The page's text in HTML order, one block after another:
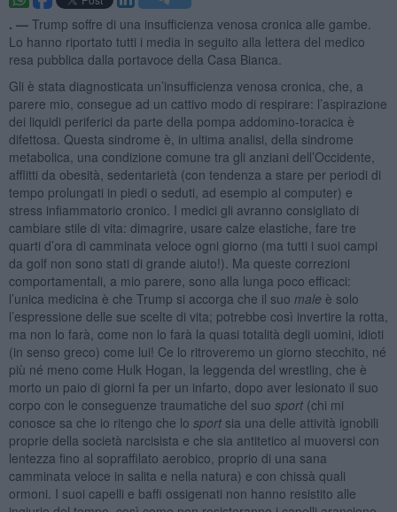
. — Trump soffre di una insufficienza venosa cronica alle gambe.
Lo hanno riportato tutti i media in seguito alla lettera del medico
resa pubblica dalla portavoce della Casa Bianca.
Gli è stata diagnosticata un’insufficienza venosa cronica, che, a
parere mio, consegue ad un cattivo modo di respirare: l’aspirazione
dei liquidi periferici da parte della pompa addomino-toracica è
difettosa. Questa sindrome è, in ultima analisi, della sindrome
metabolica, una condizione comune tra gli anziani dell’Occidente,
afflitti da obesità, sedentarietà (con tendenza a stare per periodi di
tempo prolungati in piedi o seduti, ad esempio al computer) e
stress infiammatorio cronico. I medici gli avranno consigliato di
cambiare stile di vita: dimagrire, usare calze elastiche, fare tre
quarti d’ora di camminata veloce ogni giorno (ma tutti i suoi campi
da golf non sono stati di grande aiuto!). Ma queste correzioni
comportamentali, a mio parere, sono alla lunga poco efficaci:
l’unica medicina è che Trump si accorga che il suo male è solo
l’espressione delle sue scelte di vita; potrebbe così invertire la rotta,
ma non lo farà, come non lo farà la quasi totalità degli uomini, idioti
(in senso greco) come lui! Ce lo ritroveremo un giorno stecchito, né
più né meno come Hulk Hogan, la leggenda del wrestling, che è
morto un paio di giorni fa per un infarto, dopo aver lesionato il suo
corpo con le conseguenze traumatiche del suo sport(chi mi
conosce sa che io ritengo che lo sportsia una delle attività ignobili
proprie della società narcisista e che sia antitetico al muoversi con
lentezza fino al sopraffilato aerobico, proprio di una sana
camminata veloce in salita e nella natura) e con chissà quali
ormoni. I suoi capelli e baffi ossigenati non hanno resistito alle